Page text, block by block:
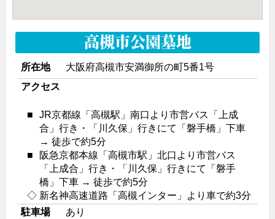
高槻市公園墓地
所在地
大阪府高槻市安満御所の町5番1号
アクセス
■
JR京都線「高槻駅」南口より市営バス「上成
合」行き・「川久保」行きにて「磐手橋」下車
→ 徒歩で約5分
■
阪急京都本線「高槻市駅」北口より市営バス
「上成合」行き・「川久保」行きにて「磐手
橋」下車 → 徒歩で約5分
◇ 新名神高速道路「高槻インター」より車で約3分
駐車場
あり